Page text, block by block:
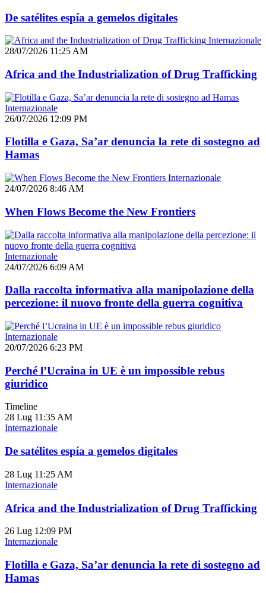
De satélites espía a gemelos digitales
Internazionale
28/07/2026 11:25 AM
Africa and the Industrialization of Drug Trafficking
Internazionale
26/07/2026 12:09 PM
Flotilla e Gaza, Sa’ar denuncia la rete di sostegno ad
Hamas
Internazionale
24/07/2026 8:46 AM
When Flows Become the New Frontiers
Internazionale
24/07/2026 6:09 AM
Dalla raccolta informativa alla manipolazione della
percezione: il nuovo fronte della guerra cognitiva
Internazionale
20/07/2026 6:23 PM
Perché l’Ucraina in UE è un impossible rebus
giuridico
Timeline
28 Lug 11:35 AM
Internazionale
De satélites espía a gemelos digitales
28 Lug 11:25 AM
Internazionale
Africa and the Industrialization of Drug Trafficking
26 Lug 12:09 PM
Internazionale
Flotilla e Gaza, Sa’ar denuncia la rete di sostegno ad
Hamas